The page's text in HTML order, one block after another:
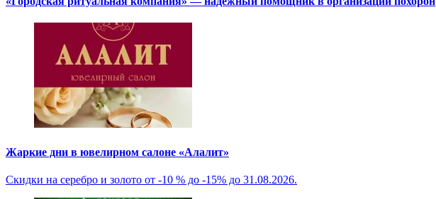
Жаркие дни в ювелирном салоне «Алалит»
Скидки на серебро и золото от -10 % до -15% до 31.08.2026.